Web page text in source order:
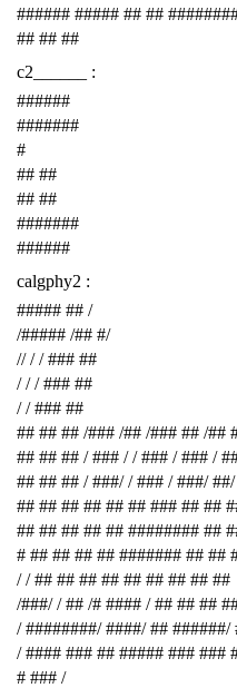
###### ##### ## ##
## ## ##
c2______ :
######
#######
#
## ##
## ##
#######
######
calgphy2 :
##### ## /
/##### /## #/
// / / ### ##
/ / / ### ##
/ / ### ##
## ## ## /### /## /### ## /##
## ## ## / ### / / ### / ### /
## ## ## / ###/ / ### / ###/
## ## ## ## ## ## ### ## ##
## ## ## ## ## ######## ##
# ## ## ## ## ####### ## ##
/ / ## ## ## ## ## ## ## ## ##
/###/ / ## /# #### / ## ## ##
/ ########/ ####/ ##
/ #### ### ## ##### ### ###
# ### /